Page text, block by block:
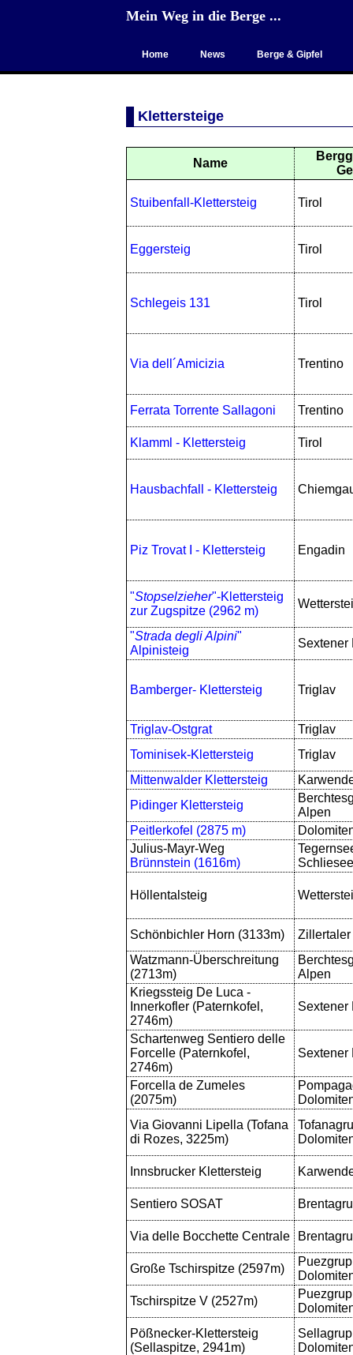
Mein Weg in die Berge ...
Home News Berge & Gipfel
Klettersteige
Name
Stuibenfall-Klettersteig Tirol
Eggersteig Tirol
Schlegeis 131 Tirol
Via dell´Amicizia Trentino
Ferrata Torrente Sallagoni Trentino
Klamml - Klettersteig Tirol
Hausbachfall - Klettersteig
Piz Trovat I - Klettersteig Engadin
"Stopselzieher"-Klettersteig
zur Zugspitze (2962 m)
"Strada degli Alpini"
Alpinisteig
Sextener
Bamberger- Klettersteig Triglav
Triglav-Ostgrat
Triglav
Tominisek-Klettersteig
Triglav
Mittenwalder Klettersteig
Pidinger Klettersteig
Alpen
Peitlerkofel (2875 m)
Julius-Mayr-Weg
Brünnstein (1616m)
Höllentalsteig
Schönbichler Horn (3133m)
Zillertaler
Watzmann-Überschreitung
(2713m)
Alpen
Kriegssteig De Luca -
Innerkofler (Paternkofel,
2746m)
Sextener
Schartenweg Sentiero delle
Forcelle (Paternkofel,
2746m)
Sextener
Forcella de Zumeles
(2075m)
Via Giovanni Lipella (Tofana
di Rozes, 3225m)
Innsbrucker Klettersteig
Sentiero SOSAT
Via delle Bocchette Centrale
Große Tschirspitze (2597m)
Tschirspitze V (2527m)
Pößnecker-Klettersteig
(Sellaspitze, 2941m)